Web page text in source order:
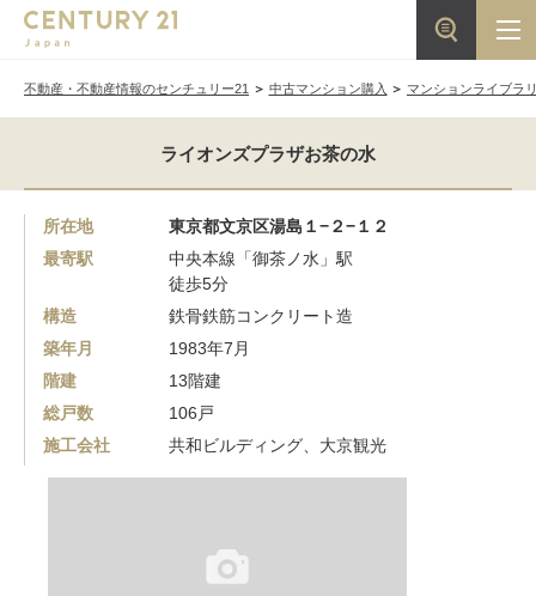
不動産・不動産情報のセンチュリー21 中古マンション購入 マンションライブラ
ライオンズプラザお茶の水
所在地
東京都文京区湯島１−２−１２
最寄駅
中央本線「御茶ノ水」駅
徒歩5分
構造
鉄骨鉄筋コンクリート造
築年月
1983年7月
階建
13階建
総戸数
106戸
施工会社
共和ビルディング、大京観光